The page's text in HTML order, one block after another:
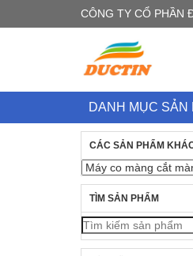
CÔNG TY CỔ PHẦN
DANH MỤC SẢN
CÁC SẢN PHẨM
TÌM SẢN PHẨM